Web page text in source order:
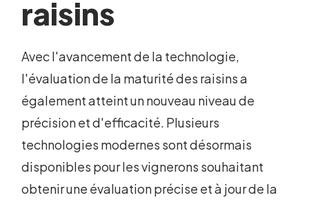
raisins
Avec l'avancement de la technologie,
l'évaluation de la maturité des raisins a
également atteint un nouveau niveau de
précision et d'efficacité. Plusieurs
technologies modernes sont désormais
disponibles pour les vignerons souhaitant
obtenir une évaluation précise et à jour de la